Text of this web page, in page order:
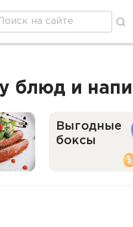
блюд и
Выгодные
боксы